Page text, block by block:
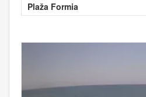
Plaža Formia